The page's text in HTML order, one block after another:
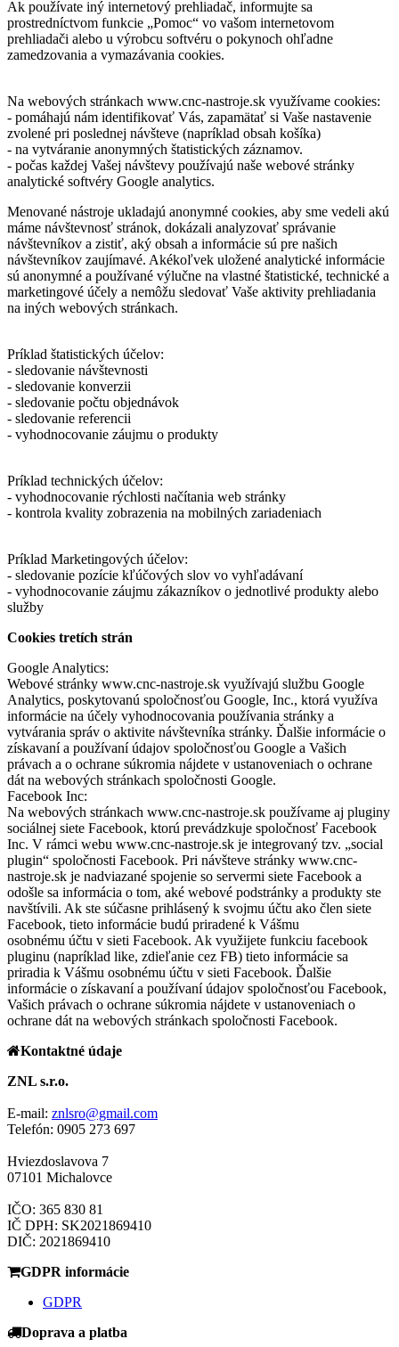
Ak používate iný internetový prehliadač, informujte sa
prostredníctvom funkcie „Pomoc“ vo vašom internetovom
prehliadači alebo u výrobcu softvéru o pokynoch ohľadne
zamedzovania a vymazávania cookies.
Na webových stránkach www.cnc-nastroje.sk využívame cookies:
- pomáhajú nám identifikovať Vás, zapamätať si Vaše nastavenie
zvolené pri poslednej návšteve (napríklad obsah košíka)
- na vytváranie anonymných štatistických záznamov.
- počas každej Vašej návštevy používajú naše webové stránky
analytické softvéry Google analytics.
Menované nástroje ukladajú anonymné cookies, aby sme vedeli akú
máme návštevnosť stránok, dokázali analyzovať správanie
návštevníkov a zistiť, aký obsah a informácie sú pre našich
návštevníkov zaujímavé. Akékoľvek uložené analytické informácie
sú anonymné a používané výlučne na vlastné štatistické, technické a
marketingové účely a nemôžu sledovať Vaše aktivity prehliadania
na iných webových stránkach.
Príklad štatistických účelov:
- sledovanie návštevnosti
- sledovanie konverzii
- sledovanie počtu objednávok
- sledovanie referencii
- vyhodnocovanie záujmu o produkty
Príklad technických účelov:
- vyhodnocovanie rýchlosti načítania web stránky
- kontrola kvality zobrazenia na mobilných zariadeniach
Príklad Marketingových účelov:
- sledovanie pozície kľúčových slov vo vyhľadávaní
- vyhodnocovanie záujmu zákazníkov o jednotlivé produkty alebo
služby
Cookies tretích strán
Google Analytics:
Webové stránky www.cnc-nastroje.sk využívajú službu Google
Analytics, poskytovanú spoločnosťou Google, Inc., ktorá využíva
informácie na účely vyhodnocovania používania stránky a
vytvárania správ o aktivite návštevníka stránky. Ďalšie informácie o
získavaní a používaní údajov spoločnosťou Google a Vašich
právach a o ochrane súkromia nájdete v ustanoveniach o ochrane
dát na webových stránkach spoločnosti Google.
Facebook Inc:
Na webových stránkach www.cnc-nastroje.sk používame aj pluginy
sociálnej siete Facebook, ktorú prevádzkuje spoločnosť Facebook
Inc. V rámci webu www.cnc-nastroje.sk je integrovaný tzv. „social
plugin“ spoločnosti Facebook. Pri návšteve stránky www.cnc-
nastroje.sk je nadviazané spojenie so servermi siete Facebook a
odošle sa informácia o tom, aké webové podstránky a produkty ste
navštívili. Ak ste súčasne prihlásený k svojmu účtu ako člen siete
Facebook, tieto informácie budú priradené k Vášmu
osobnému účtu v sieti Facebook. Ak využijete funkciu facebook
pluginu (napríklad like, zdieľanie cez FB) tieto informácie sa
priradia k Vášmu osobnému účtu v sieti Facebook. Ďalšie
informácie o získavaní a používaní údajov spoločnosťou Facebook,
Vašich právach o ochrane súkromia nájdete v ustanoveniach o
ochrane dát na webových stránkach spoločnosti Facebook.
Kontaktné údaje
ZNL s.r.o.
E-mail: znlsro@gmail.com
Telefón: 0905 273 697
Hviezdoslavova 7
07101 Michalovce
IČO: 365 830 81
IČ DPH: SK2021869410
DIČ: 2021869410
GDPR informácie
GDPR
Doprava a platba